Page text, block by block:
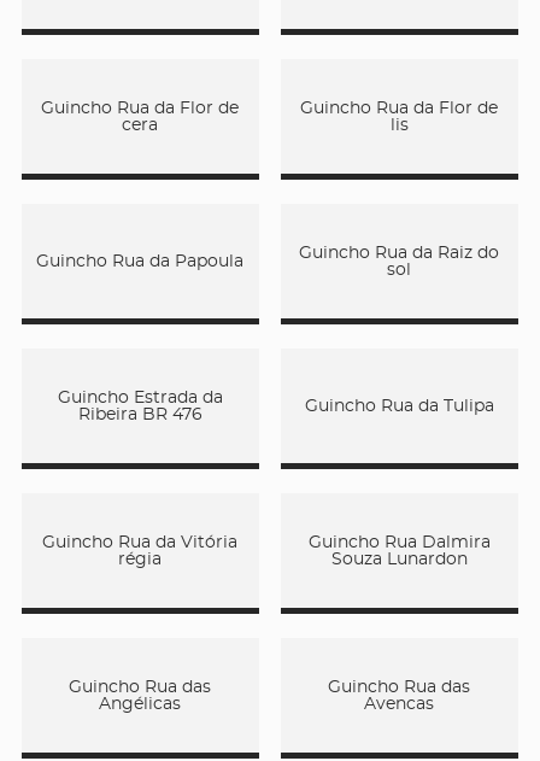
Guincho Rua da Flor de
cera
Guincho Rua da Flor de
lis
Guincho Rua da Papoula
Guincho Rua da Raiz do
sol
Guincho Estrada da
Ribeira BR 476
Guincho Rua da Tulipa
Guincho Rua da Vitória
régia
Guincho Rua Dalmira
Souza Lunardon
Guincho Rua das
Angélicas
Guincho Rua das
Avencas